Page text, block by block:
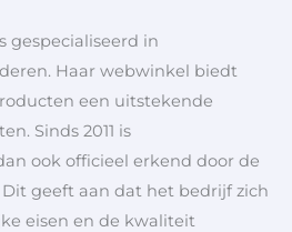
gespecialiseerd in
Haar webwinkel biedt
een uitstekende
Sinds 2011 is
ook officieel erkend door de
geeft aan dat het bedrijf zich
eisen en de kwaliteit